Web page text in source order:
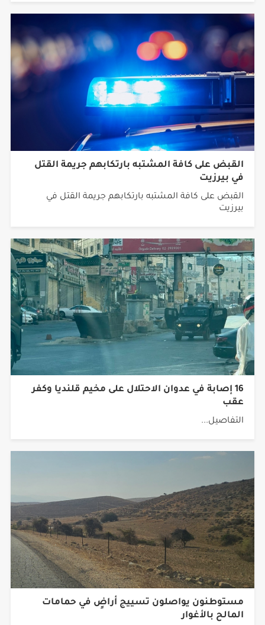
القبض على كافة المشتبه بارتكابهم جريمة القتل
في بيرزيت
القبض على كافة المشتبه بارتكابهم جريمة القتل في
بيرزيت
16 إصابة في عدوان الاحتلال على مخيم قلنديا وكفر
عقب
التفاصيل...
مستوطنون يواصلون تسييج أراضٍ في حمامات
المالح بالأغوار